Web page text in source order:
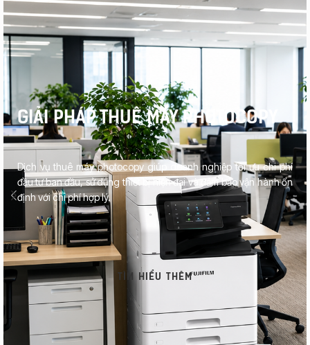
GIẢI PHÁP THUÊ MÁY PHOTOCOPY
Dịch vụ thuê máy photocopy giúp doanh nghiệp tối ưu chi phí
đầu tư ban đầu, sử dụng thiết bị hiện đại và đảm bảo vận hành ổn
định với chi phí hợp lý.
TÌM HIỂU THÊM